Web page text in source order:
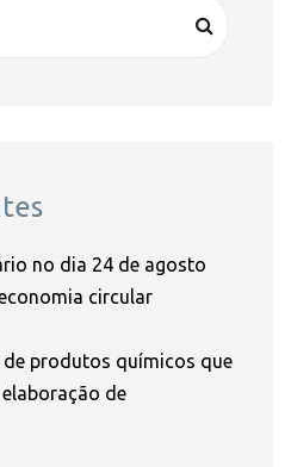
no dia 24 de agosto
circular
produtos químicos que
de